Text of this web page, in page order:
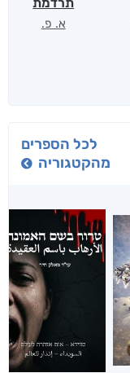
א. פ.
לכל הספרים
מהקטגוריה